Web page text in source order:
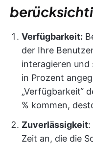
Verfügbarkeit:
der Ihre
interagieren und
in Prozent
„Verfügbarkeit“
% kommen,
Zuverlässigkeit:
Zeit an, die die